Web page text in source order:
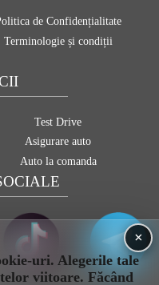
×
uri. Alegerile tale
viitoare. Făcând
Test Drive
Asigurare auto
Auto la comanda
Politica de Confidențialitate
Terminologie și condiții